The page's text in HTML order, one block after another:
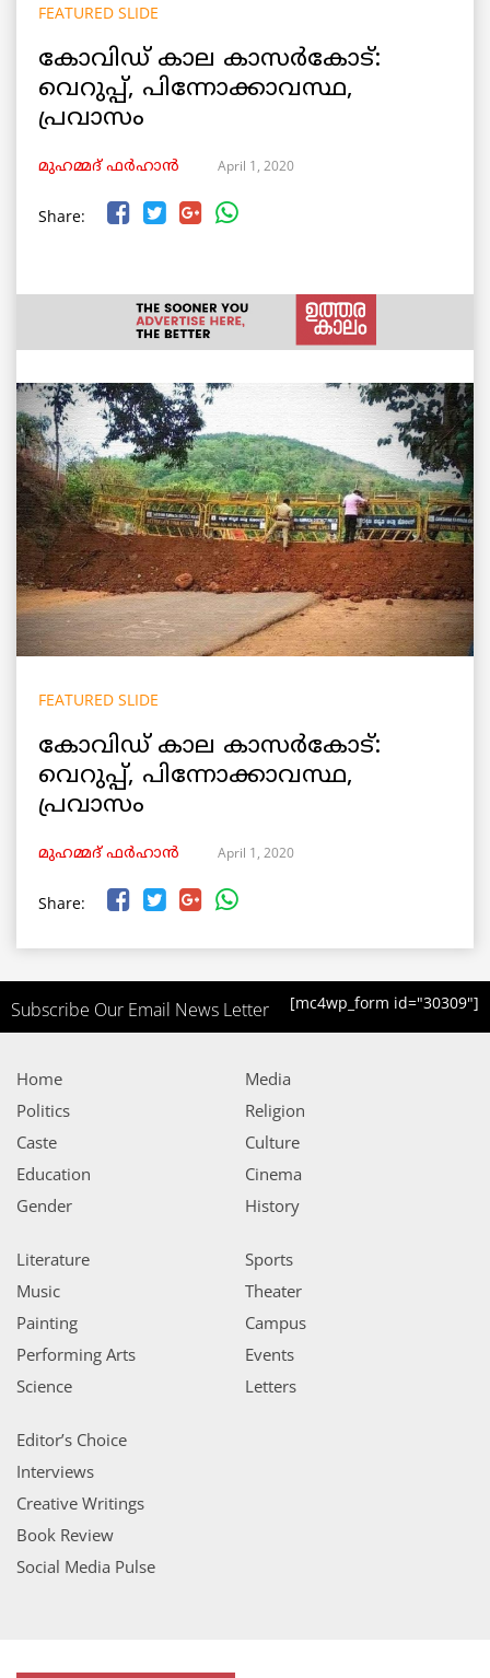
FEATURED SLIDE
കോവിഡ് കാല കാസർകോട്:
വെറുപ്പ്, പിന്നോക്കാവസ്ഥ,
പ്രവാസം
മുഹമ്മദ് ഫർഹാൻ April 1, 2020
Share:
FEATURED SLIDE
കോവിഡ് കാല കാസർകോട്:
വെറുപ്പ്, പിന്നോക്കാവസ്ഥ,
പ്രവാസം
മുഹമ്മദ് ഫർഹാൻ April 1, 2020
Share:
Subscribe Our Email News Letter [mc4wp_form id="30309"]
Home
Politics
Caste
Education
Gender
Media
Religion
Culture
Cinema
History
Literature
Music
Painting
Performing Arts
Science
Sports
Theater
Campus
Events
Letters
Editor’s Choice
Interviews
Creative Writings
Book Review
Social Media Pulse